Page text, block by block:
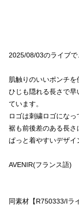
2025/08/03のライブ
肌触りのいいポンチを
ひじも隠れる長さで早
ています。
ロゴは刺繍ロゴになっ
裾も前後差のある長さ
ぱっと着やすいデザイ
AVENIR(フランス語)
同素材【R750333/Iラ